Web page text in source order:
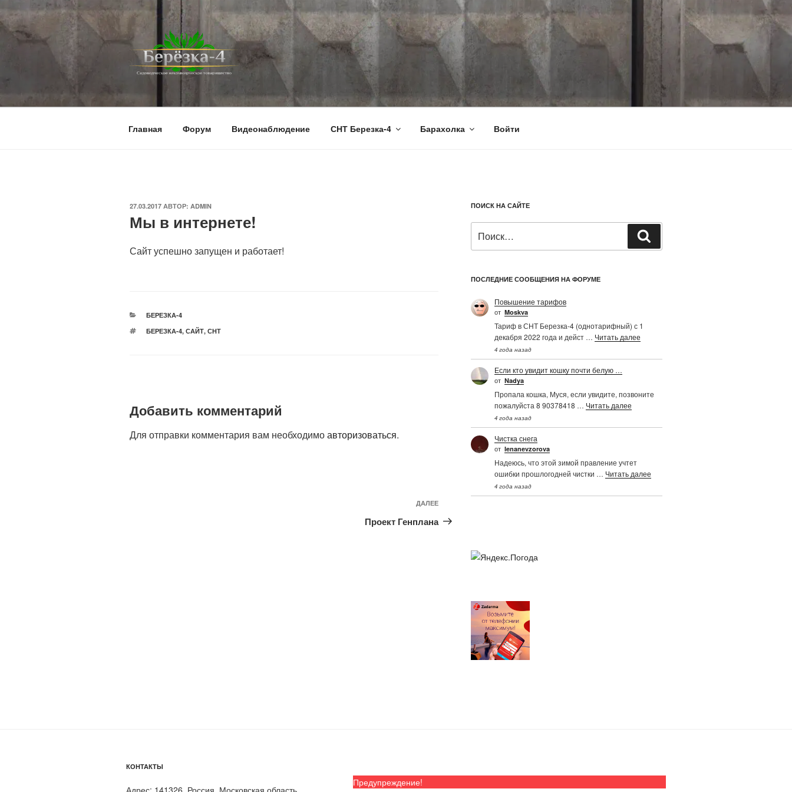
к
содержимому
BEREZKA4.RU
СНТ Берёзка-4
Главная Форум Видеонаблюдение СНТ Березка-4 Барахолка Войти
ОПУБЛИКОВАНО
27.03.2017 АВТОР: ADMIN
Мы в интернете!
Сайт успешно запущен и работает!
РУБРИКИ
БЕРЕЗКА-4
МЕТКИ
БЕРЕЗКА-4, САЙТ, СНТ
Добавить комментарий
Для отправки комментария вам необходимоавторизоваться.
Следующая
запись
ДАЛЕЕ
Проект Генплана
ПОИСК НА САЙТЕ
ПОСЛЕДНИЕ СООБЩЕНИЯ НА ФОРУМЕ
Повышение тарифов
от Moskva
Тариф в СНТ Березка-4 (однотарифный) с 1
декабря 2022 года и дейст … Читать далее
4 года назад
Если кто увидит кошку почти белую …
от Nadya
Пропала кошка, Муся, если увидите, позвоните
пожалуйста 8 90378418 … Читать далее
4 года назад
Чистка снега
от Ienanevzorova
Надеюсь, что этой зимой правление учтет
ошибки прошлогодней чистки … Читать далее
4 года назад
КОНТАКТЫ
Предупреждение!